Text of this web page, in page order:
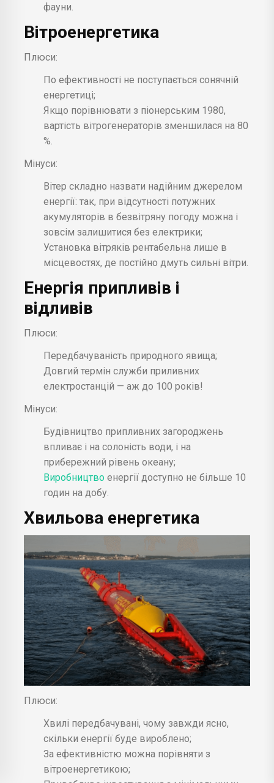
фауни.
Вітроенергетика
Плюси:
По ефективності не поступається сонячній
енергетиці;
Якщо порівнювати з піонерським 1980,
вартість вітрогенераторів зменшилася на 80
%.
Мінуси:
Вітер складно назвати надійним джерелом
енергії: так, при відсутності потужних
акумуляторів в безвітряну погоду можна і
зовсім залишитися без електрики;
Установка вітряків рентабельна лише в
місцевостях, де постійно дмуть сильні вітри.
Енергія припливів і
відливів
Плюси:
Передбачуваність природного явища;
Довгий термін служби приливних
електростанцій — аж до 100 років!
Мінуси:
Будівництво припливних загороджень
впливає і на солоність води, і на
прибережний рівень океану;
Виробництво енергії доступно не більше 10
годин на добу.
Хвильова енергетика
Плюси:
Хвилі передбачувані, чому завжди ясно,
скільки енергії буде вироблено;
За ефективністю можна порівняти з
вітроенергетикою;